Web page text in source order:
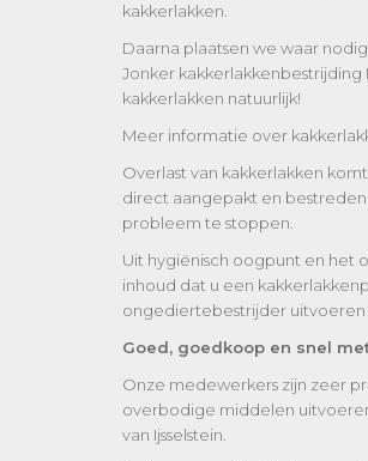
kakkerlakken.
Daarna plaatsen we waar
Jonker
kakkerlakken natuurlijk!
Meer informatie over
Overlast van kakkerlakken
direct aangepakt en
probleem te stoppen.
Uit hygiënisch oogpunt en het
inhoud dat u een
ongediertebestrijder uitvoeren
Goed, goedkoop en snel
Onze medewerkers zijn zeer
overbodige middelen
van Ijsselstein.